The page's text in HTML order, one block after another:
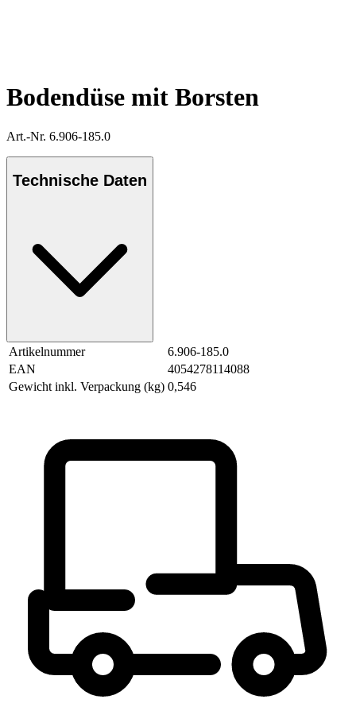
Bodendüse mit Borsten
Art.-Nr. 6.906-185.0
Technische Daten
Artikelnummer
6.906-185.0
EAN
4054278114088
Gewicht inkl. Verpackung (kg) 0,546